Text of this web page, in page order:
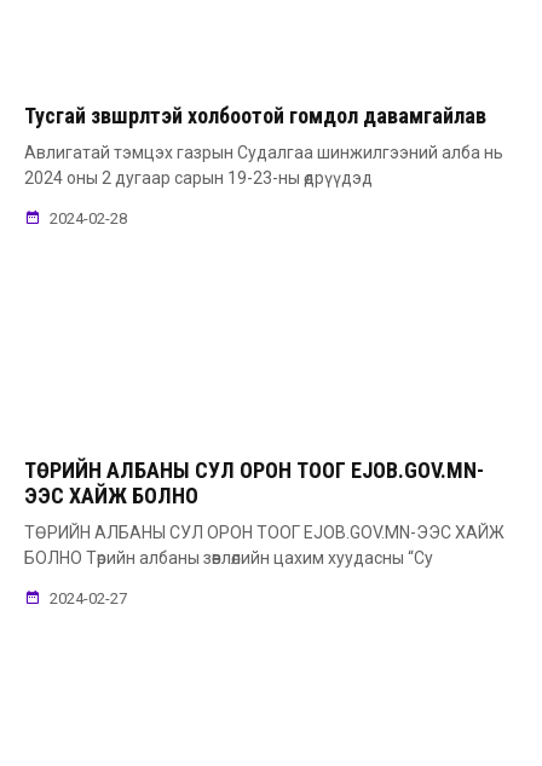
Тусгай зөвшөөрөлтэй холбоотой гомдол давамгайлав
Авлигатай тэмцэх газрын Судалгаа шинжилгээний алба нь
2024 оны 2 дугаар сарын 19-23-ны өдрүүдэд
2024-02-28
ТӨРИЙН АЛБАНЫ СУЛ ОРОН ТООГ EJOB.GOV.MN-
ЭЭС ХАЙЖ БОЛНО
ТӨРИЙН АЛБАНЫ СУЛ ОРОН ТООГ EJOB.GOV.MN-ЭЭС ХАЙЖ
БОЛНО Төрийн албаны зөвлөлийн цахим хуудасны “Су
2024-02-27